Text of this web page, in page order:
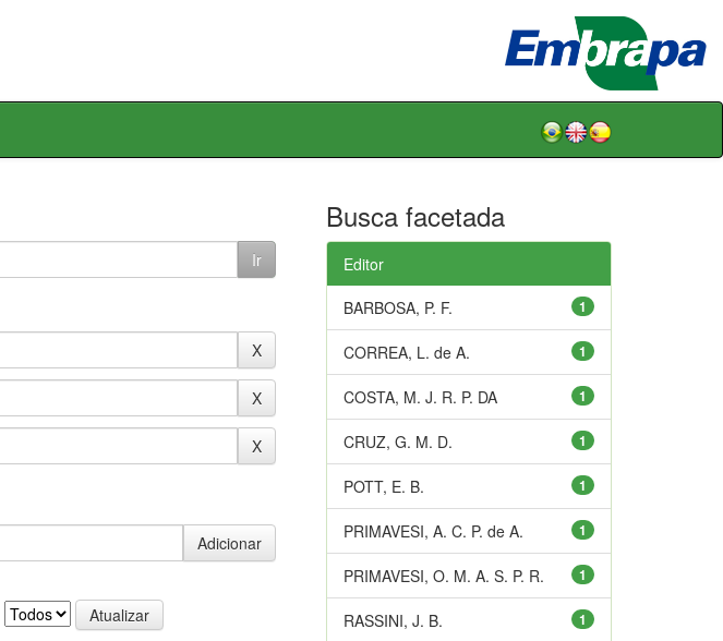
Busca facetada
Editor
1
BARBOSA, P. F.
1
CORREA, L. de A.
1
COSTA, M. J. R. P. DA
1
CRUZ, G. M. D.
1
POTT, E. B.
1
PRIMAVESI, A. C. P. de A.
1
PRIMAVESI, O. M. A. S. P. R.
1
RASSINI, J. B.